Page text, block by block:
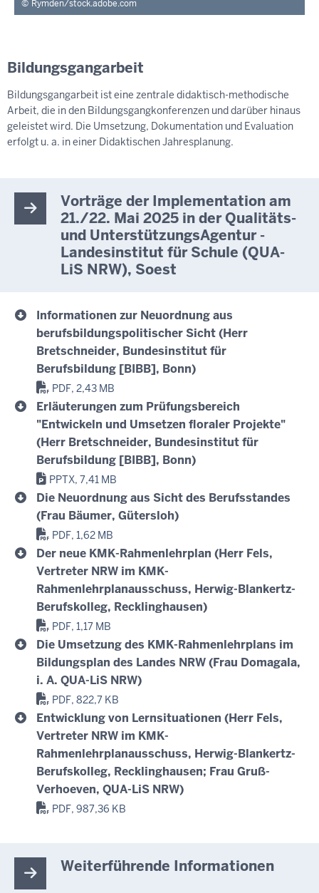
Rymden/stock.adobe.com
Bildungsgangarbeit
Bildungsgangarbeit ist eine zentrale didaktisch-methodische
Arbeit, die in den Bildungsgangkonferenzen und darüber hinaus
geleistet wird. Die Umsetzung, Dokumentation und Evaluation
erfolgt u. a. in einer Didaktischen Jahresplanung.
Vorträge der Implementation am
21./22. Mai 2025 in der Qualitäts-
und UnterstützungsAgentur -
Landesinstitut für Schule (QUA-
LiS NRW), Soest
Informationen zur Neuordnung aus
berufsbildungspolitischer Sicht (Herr
Bretschneider, Bundesinstitut für
Berufsbildung [BIBB], Bonn)
PDF, 2,43 MB
Erläuterungen zum Prüfungsbereich
"Entwickeln und Umsetzen floraler Projekte"
(Herr Bretschneider, Bundesinstitut für
Berufsbildung [BIBB], Bonn)
PPTX, 7,41 MB
Die Neuordnung aus Sicht des Berufsstandes
(Frau Bäumer, Gütersloh)
PDF, 1,62 MB
Der neue KMK-Rahmenlehrplan (Herr Fels,
Vertreter NRW im KMK-
Rahmenlehrplanausschuss, Herwig-Blankertz-
Berufskolleg, Recklinghausen)
PDF, 1,17 MB
Die Umsetzung des KMK-Rahmenlehrplans im
Bildungsplan des Landes NRW (Frau Domagala,
i. A. QUA-LiS NRW)
PDF, 822,7 KB
Entwicklung von Lernsituationen (Herr Fels,
Vertreter NRW im KMK-
Rahmenlehrplanausschuss, Herwig-Blankertz-
Berufskolleg, Recklinghausen; Frau Gruß-
Verhoeven, QUA-LiS NRW)
PDF, 987,36 KB
Weiterführende Informationen